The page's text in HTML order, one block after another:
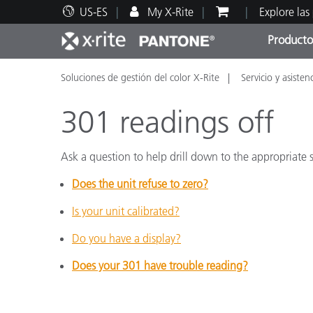
US-ES My X-Rite Explore
Principales productos
Impresión y Empaques
Automotriz
Soporte técnico
Recursos educativos
Soluciones de gestión del color X-Rite Servicio y
301 readings off
Ask a question to help drill down to the appropriate
Does the unit refuse to zero?
Is your unit calibrated?
Do you have a display?
Does your 301 have trouble reading?